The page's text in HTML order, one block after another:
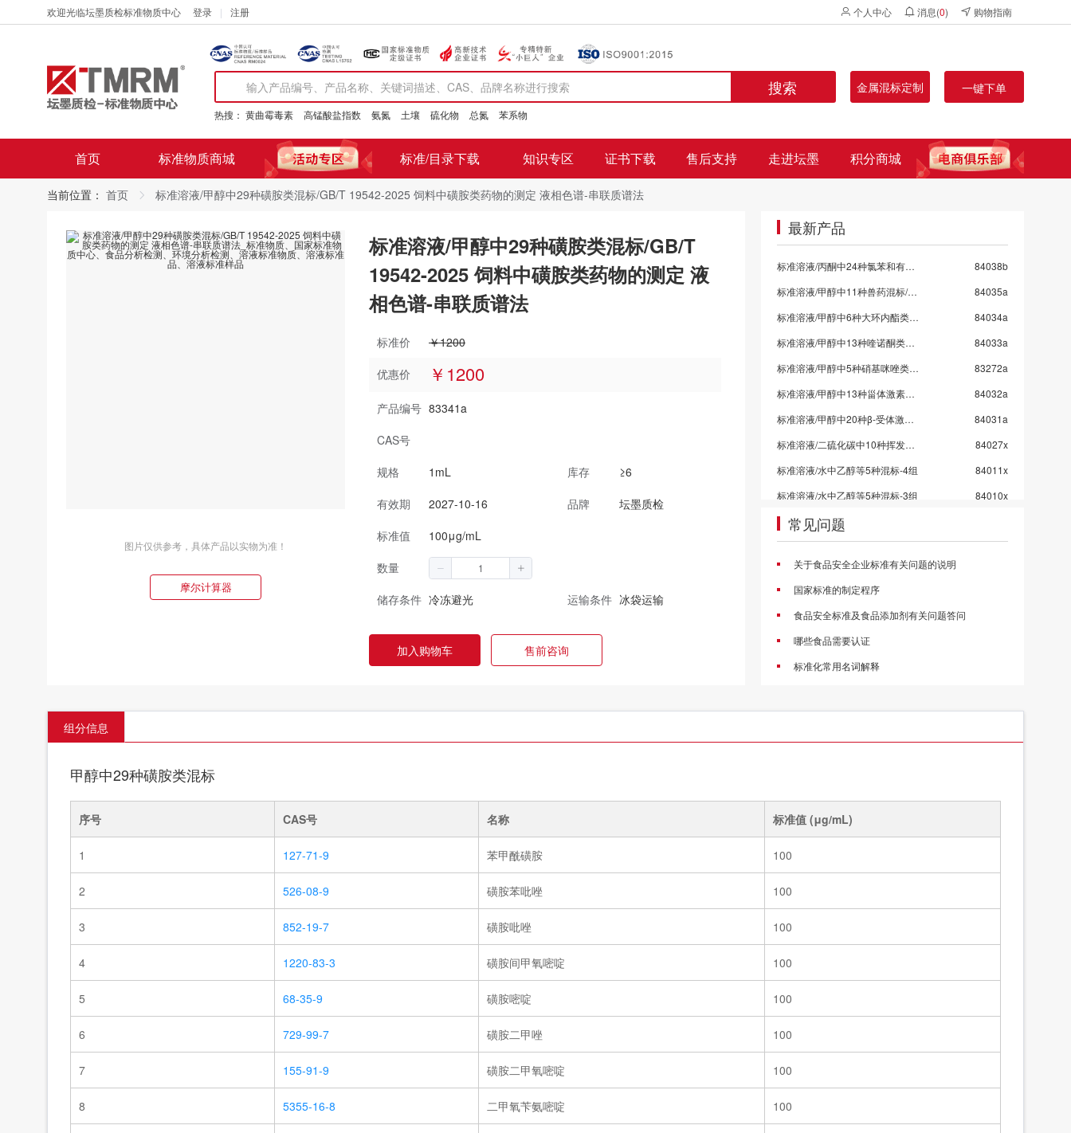
欢迎光临坛墨质检标准物质中心 登录 注册 个人中心 消息(0) 购物指南
搜索 金属混标定制 一键下单
热搜： 黄曲霉毒素 高锰酸盐指数 氨氮 土壤 硫化物 总氮 苯系物
首页 标准物质商城 标准/目录下载 知识专区 证书下载 售后支持 走进坛墨 积分商城
当前位置： 首页 标准溶液/甲醇中29种磺胺类混标/GB/T 19542-2025 饲料中磺胺类药物的测定 液相色谱-串联质谱法
图片仅供参考，具体产品以实物为准！
摩尔计算器
标准溶液/甲醇中29种磺胺类混标/GB/T
19542-2025 饲料中磺胺类药物的测定 液
相色谱-串联质谱法
标准价
￥1200
优惠价
￥1200
产品编号 83341a
CAS号
规格
1mL 库存
≥6
有效期
2027-10-16 品牌
坛墨质检
标准值
100μg/mL
数量
储存条件 冷冻避光 运输条件 冰袋运输
加入购物车 售前咨询
最新产品
标准溶液/丙酮中24种氯苯和有机氯混标
84038b
标准溶液/甲醇中11种兽药混标/SN/T 5724-2025-9
84035a
标准溶液/甲醇中6种大环内酯类抗生素混标/SN/T 5724-2025-8/保质期6个月
84034a
标准溶液/甲醇中13种喹诺酮类药物混标/SN/T 5724-2025-7
84033a
标准溶液/甲醇中5种硝基咪唑类药物混标/SN/T 5724-2025-4
83272a
标准溶液/甲醇中13种甾体激素混标溶液/SN/T 5724-2025-3/保质期6个月
84032a
标准溶液/甲醇中20种β-受体激动剂混标溶液/SN/T 5724-2025-2
84031a
标准溶液/二硫化碳中10种挥发性有机物混标
84027x
标准溶液/水中乙醇等5种混标-4组
84011x
标准溶液/水中乙醇等5种混标-3组
84010x
标准溶液/水中乙醇等5种混标-2组
标准溶液/水中乙醇等5种混标-1组
84008x
标准溶液/甲醇中4种挥发性卤代烃混标
甲醇中4种氯苯混标
标准溶液/乙酸乙酯中10种农药混标/2026国抽农残/GB 23200.113-2026
常见问题
关于食品安全企业标准有关问题的说明
国家标准的制定程序
食品安全标准及食品添加剂有关问题答问
哪些食品需要认证
标准化常用名词解释
组分信息
甲醇中29种磺胺类混标
序号 CAS号 名称 标准值 (μg/mL)
1 127-71-9 苯甲酰磺胺 100
2 526-08-9 磺胺苯吡唑 100
3 852-19-7 磺胺吡唑 100
4 1220-83-3 磺胺间甲氧嘧啶 100
5 68-35-9 磺胺嘧啶 100
6 729-99-7 磺胺二甲唑 100
7 155-91-9 磺胺二甲氧嘧啶 100
8 5355-16-8 二甲氧苄氨嘧啶 100